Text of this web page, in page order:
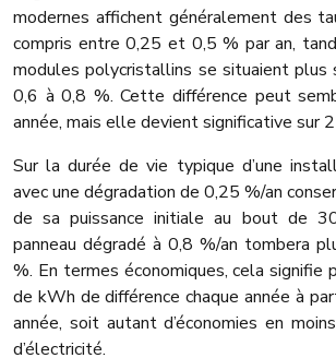
modernes affichent généralement des
compris entre 0,25 et 0,5 % par an,
modules polycristallins se situaient plus
0,6 à 0,8 %. Cette différence peut
année, mais elle devient significative sur
Sur la durée de vie typique d’une
avec une dégradation de 0,25 %/an
de sa puissance initiale au bout de
panneau dégradé à 0,8 %/an tombera
%. En termes économiques, cela signifie
de kWh de différence chaque année à
année, soit autant d’économies en
d’électricité.